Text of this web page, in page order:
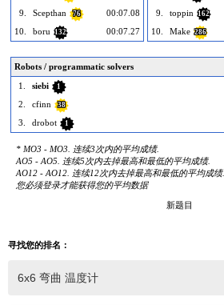
9.
Scepthan 76
00:07.08
10.
boru 132 00:07.27
9.
toppin 162
10.
Make 286
Robots / programmatic solvers
1.
siebi 1
2. cfinn 38
3. drobot 1
* MO3 - MO3. 连续3次内的平均成绩.
AO5 - AO5. 连续5次内去掉最高和最低的平均成绩.
AO12 - AO12. 连续12次内去掉最高和最低的平均成绩.
您必须登录才能获得您的平均数据
新题目
寻找您的排名：